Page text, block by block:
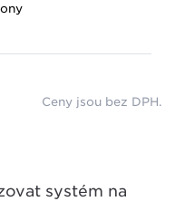
Ceny jsou bez DPH.
systém na